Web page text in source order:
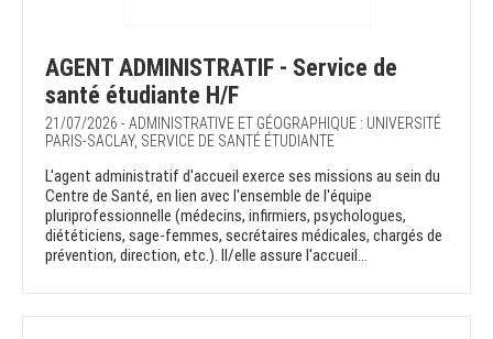
AGENT ADMINISTRATIF - Service de
santé étudiante H/F
21/07/2026 - ADMINISTRATIVE ET GÉOGRAPHIQUE : UNIVERSITÉ
PARIS-SACLAY, SERVICE DE SANTÉ ÉTUDIANTE
L'agent administratif d'accueil exerce ses missions au sein du
Centre de Santé, en lien avec l'ensemble de l'équipe
pluriprofessionnelle (médecins, infirmiers, psychologues,
diététiciens, sage-femmes, secrétaires médicales, chargés de
prévention, direction, etc.). Il/elle assure l'accueil...